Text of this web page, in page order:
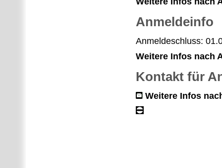
Anmeldeinfo
Anmeldeschluss:
Weitere Infos nach
Kontakt für
Weitere Infos